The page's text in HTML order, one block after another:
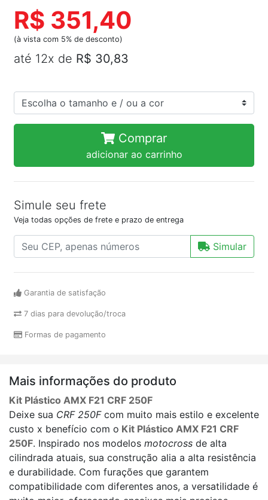
R$ 351,40
(à vista com 5% de desconto)
até 12x de R$ 30,83
Comprar
adicionar ao carrinho
Simule seu frete
Veja todas opções de frete e prazo de entrega
Simular
Garantia de satisfação
7 dias para devolução/troca
Formas de pagamento
Mais informações do produto
Kit Plástico AMX F21 CRF 250F
Deixe sua CRF 250Fcom muito mais estilo e excelente
custo x benefício com o Kit Plástico AMX F21 CRF
250F. Inspirado nos modelos motocross de alta
cilindrada atuais, sua construção alia a alta resistência
e durabilidade. Com furações que garantem
compatibilidade com diferentes anos, a versatilidade é